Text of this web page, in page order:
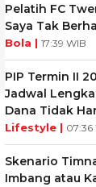
Pelatih FC
Saya Tak
Bola | 17:39 WIB
PIP Termin II
Jadwal
Dana Tidak
Lifestyle | 07:36
Skenario
Imbang atau